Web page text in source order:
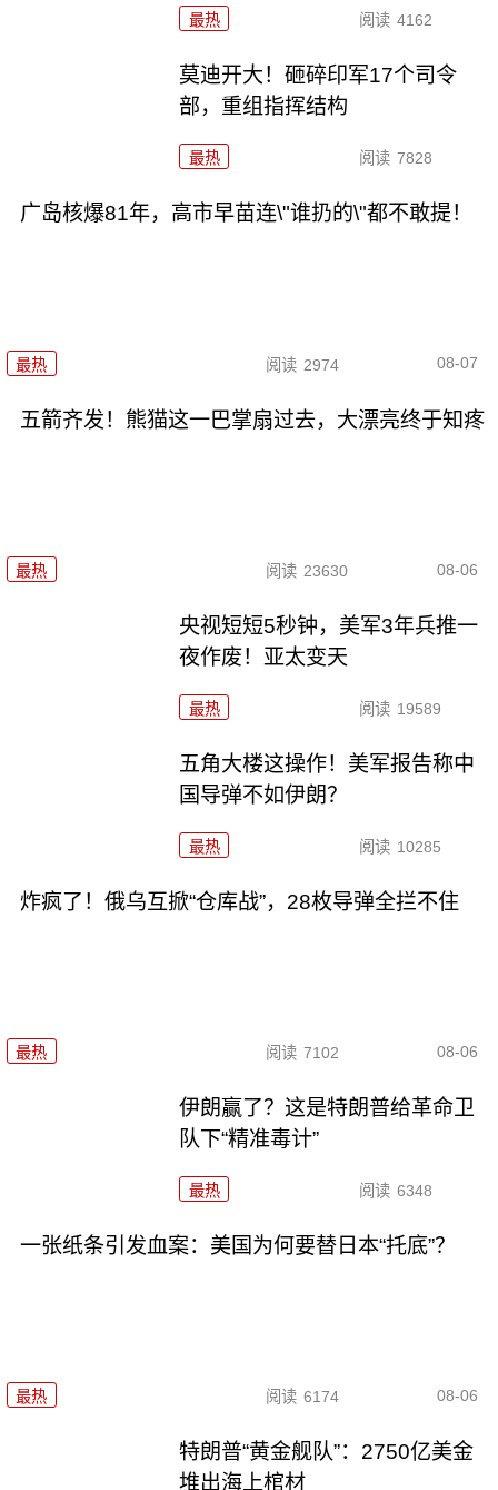
最热 阅读 4162
莫迪开大！砸碎印军17个司令
部，重组指挥结构
最热 阅读 7828
广岛核爆81年，高市早苗连\"谁扔的\"都不敢提！
最热 阅读 2974 08-07
五箭齐发！熊猫这一巴掌扇过去，大漂亮终于知疼
最热 阅读 23630 08-06
央视短短5秒钟，美军3年兵推一
夜作废！亚太变天
最热 阅读 19589
五角大楼这操作！美军报告称中
国导弹不如伊朗？
最热 阅读 10285
炸疯了！俄乌互掀“仓库战”，28枚导弹全拦不住
最热 阅读 7102 08-06
伊朗赢了？这是特朗普给革命卫
队下“精准毒计”
最热 阅读 6348
一张纸条引发血案：美国为何要替日本“托底”？
最热 阅读 6174 08-06
特朗普“黄金舰队”：2750亿美金
堆出海上棺材